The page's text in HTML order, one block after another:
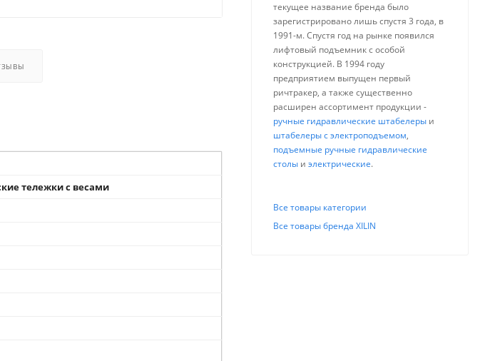
тележки с весами
текущее название бренда было
зарегистрировано лишь спустя 3 года, в
1991-м. Спустя год на рынке появился
лифтовый подъемник с особой
конструкцией. В 1994 году
предприятием выпущен первый
ричтракер, а также существенно
расширен ассортимент продукции -
ручные гидравлические штабелеры и
штабелеры с электроподъемом,
подъемные ручные гидравлические
столы и электрические.
Все товары категории
Все товары бренда XILIN